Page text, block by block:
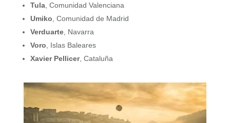
Tula, Comunidad Valenciana
Umiko , Comunidad de Madrid
Verduarte, Navarra
Voro , Islas Baleares
Xavier Pellicer, Cataluña